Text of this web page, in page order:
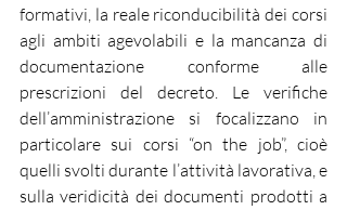
formativi, la reale riconducibilità dei corsi
agli ambiti agevolabili e la mancanza di
documentazione conforme alle
prescrizioni del decreto. Le verifiche
dell’amministrazione si focalizzano in
particolare sui corsi “on the job”, cioè
quelli svolti durante l’attività lavorativa, e
sulla veridicità dei documenti prodotti a